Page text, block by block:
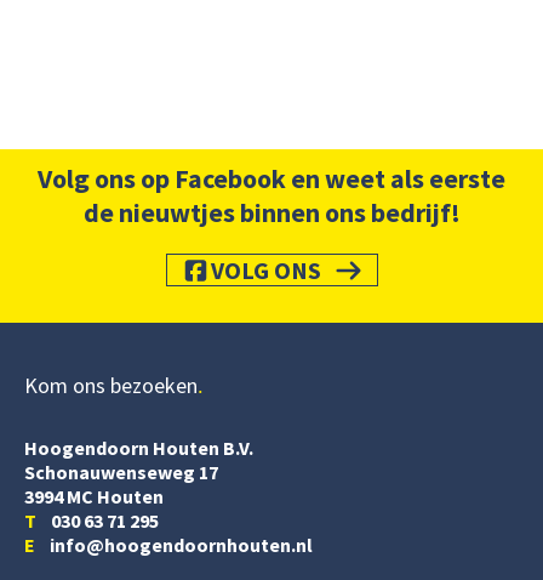
Volg ons op Facebook en weet als eerste
de nieuwtjes binnen ons bedrijf!
VOLG ONS
Kom ons bezoeken
Hoogendoorn Houten B.V.
Schonauwenseweg 17
3994 MC Houten
T 030 63 71 295
E info@hoogendoornhouten.nl